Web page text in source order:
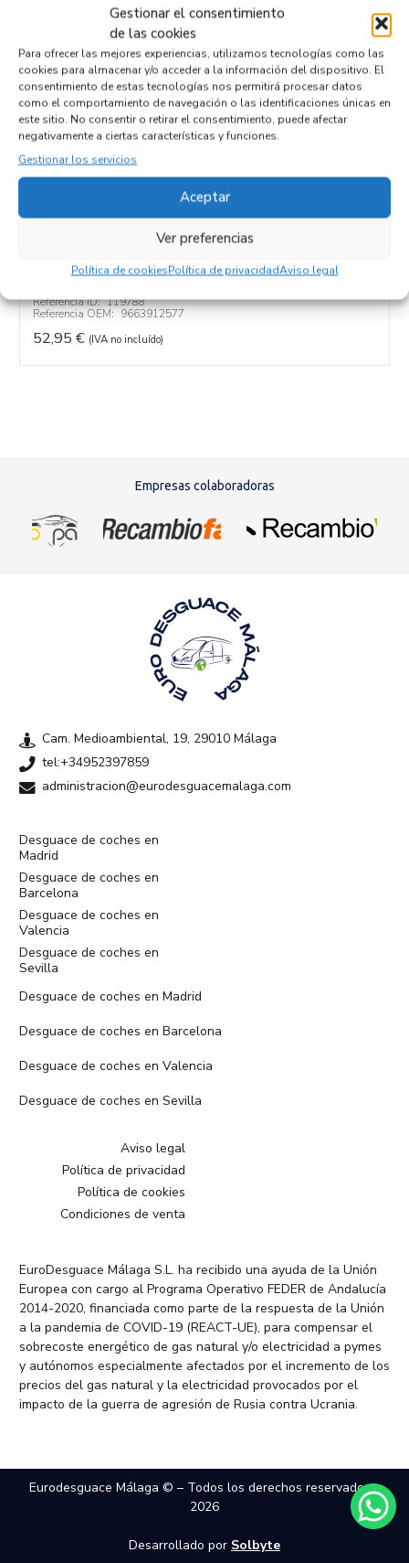
Gestionar el consentimiento
de las cookies
Para ofrecer las mejores experiencias, utilizamos tecnologías como las
cookies para almacenar y/o acceder a la información del dispositivo. El
consentimiento de estas tecnologías nos permitirá procesar datos
como el comportamiento de navegación o las identificaciones únicas en
este sitio. No consentir o retirar el consentimiento, puede afectar
negativamente a ciertas características y funciones.
Gestionar los servicios
Aceptar
Ver preferencias
Política de cookiesPolítica de privacidadAviso legal
Diesel
Código motor
RHR
Código cambio
Productos relacionados
SISTEMA AUDIO / RADIO CD 9663912577
Recambios PEUGEOT307 BREAK/SW (S2)RHR
Referencia ID: 119788
Referencia OEM: 9663912577
52,95 € (IVA no incluído)
Empresas colaboradoras
Cam. Medioambiental, 19, 29010 Málaga
tel:+34952397859
administracion@eurodesguacemalaga.com
Desguace de coches en
Madrid
Desguace de coches en
Barcelona
Desguace de coches en
Valencia
Desguace de coches en
Sevilla
Desguace de coches en Madrid
Desguace de coches en Barcelona
Desguace de coches en Valencia
Desguace de coches en Sevilla
Aviso legal
Política de privacidad
Política de cookies
Condiciones de venta
EuroDesguace Málaga S.L. ha recibido una ayuda de la Unión
Europea con cargo al Programa Operativo FEDER de Andalucía
2014-2020, financiada como parte de la respuesta de la Unión
a la pandemia de COVID-19 (REACT-UE), para compensar el
sobrecoste energético de gas natural y/o electricidad a pymes
y autónomos especialmente afectados por el incremento de los
precios del gas natural y la electricidad provocados por el
impacto de la guerra de agresión de Rusia contra Ucrania.
Eurodesguace Málaga © – Todos los derechos reservados –
2026
Desarrollado por Solbyte